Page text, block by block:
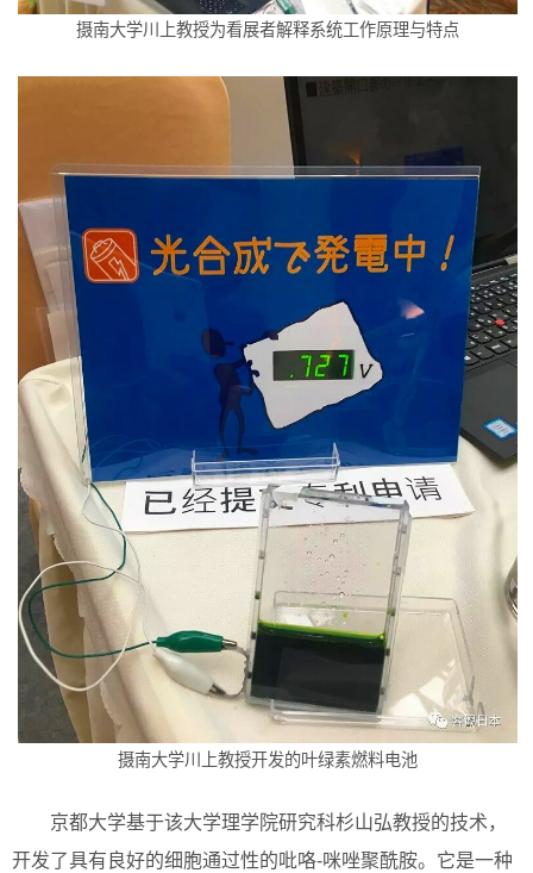
摄南大学川上教授为看展者解释系统工作原理与特点
摄南大学川上教授开发的叶绿素燃料电池
京都大学基于该大学理学院研究科杉山弘教授的技术，
开发了具有良好的细胞通过性的吡咯-咪唑聚酰胺。它是一种